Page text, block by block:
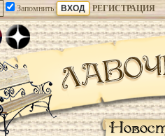
Запомнить РЕГИСТРАЦИЯ